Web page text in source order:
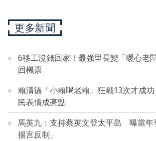
更多新聞
6移工沒錢回家！最強里長變「暖心
回機票
賴清德「小賴喝老賴」狂戳13次才成
民表情成亮點
馬英九：支持蔡英文登太平島 曝當年
揚言反制」